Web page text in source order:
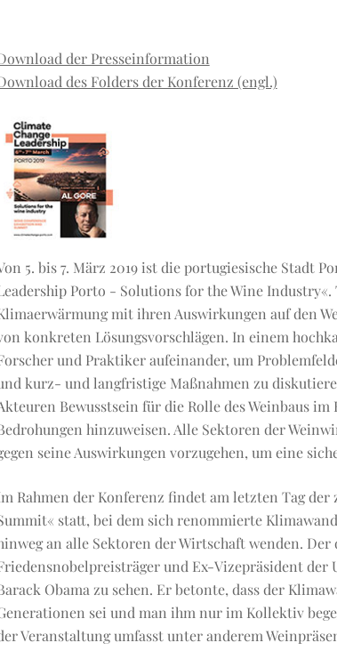
der Presseinformation
des Folders der Konferenz (engl.)
5. bis 7. März 2019 ist die portugiesische Stadt
Porto - Solutions for the Wine
mit ihren Auswirkungen auf den
konkreten Lösungsvorschlägen. In einem
und Praktiker aufeinander, um
kurz- und langfristige Maßnahmen zu
Bewusstsein für die Rolle des Weinbaus
hinzuweisen. Alle Sektoren der
seine Auswirkungen vorzugehen, um eine
Rahmen der Konferenz findet am letzten Tag
statt, bei dem sich renommierte
an alle Sektoren der Wirtschaft wenden. Der
und Ex-Vizepräsident der
Obama zu sehen. Er betonte, dass der
sei und man ihm nur im Kollektiv
Veranstaltung umfasst unter anderem